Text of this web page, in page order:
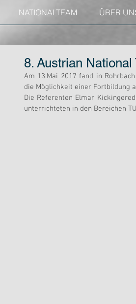
NATIONALTEAM ÜBER
8. Austrian
Am 13.Mai 2017 fand in
die Möglichkeit einer Fortbildung
Die Referenten Elmar
unterrichteten in den Bereichen